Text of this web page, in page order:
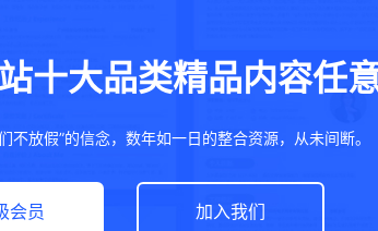
十大品类精品内容任
不放假”的信念，数年如一日的整合资源，从未间断。
会员 加入我们